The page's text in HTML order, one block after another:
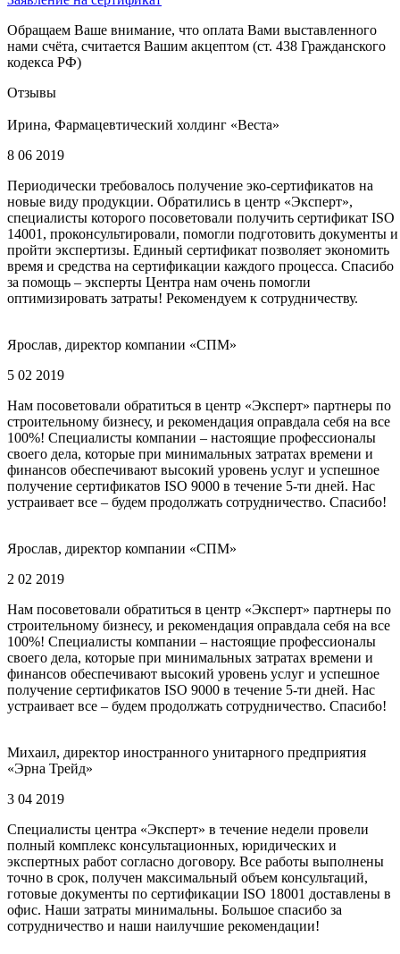
Обращаем Ваше внимание, что оплата Вами выставленного
нами счёта, считается Вашим акцептом (ст. 438 Гражданского
кодекса РФ)
Отзывы
Ирина, Фармацевтический холдинг «Веста»
8 06 2019
Периодически требовалось получение эко-сертификатов на
новые виду продукции. Обратились в центр «Эксперт»,
специалисты которого посоветовали получить сертификат ISO
14001, проконсультировали, помогли подготовить документы и
пройти экспертизы. Единый сертификат позволяет экономить
время и средства на сертификации каждого процесса. Спасибо
за помощь – эксперты Центра нам очень помогли
оптимизировать затраты! Рекомендуем к сотрудничеству.
Ярослав, директор компании «СПМ»
5 02 2019
Нам посоветовали обратиться в центр «Эксперт» партнеры по
строительному бизнесу, и рекомендация оправдала себя на все
100%! Специалисты компании – настоящие профессионалы
своего дела, которые при минимальных затратах времени и
финансов обеспечивают высокий уровень услуг и успешное
получение сертификатов ISO 9000 в течение 5-ти дней. Нас
устраивает все – будем продолжать сотрудничество. Спасибо!
Ярослав, директор компании «СПМ»
2 02 2019
Нам посоветовали обратиться в центр «Эксперт» партнеры по
строительному бизнесу, и рекомендация оправдала себя на все
100%! Специалисты компании – настоящие профессионалы
своего дела, которые при минимальных затратах времени и
финансов обеспечивают высокий уровень услуг и успешное
получение сертификатов ISO 9000 в течение 5-ти дней. Нас
устраивает все – будем продолжать сотрудничество. Спасибо!
Михаил, директор иностранного унитарного предприятия
«Эрна Трейд»
3 04 2019
Специалисты центра «Эксперт» в течение недели провели
полный комплекс консультационных, юридических и
экспертных работ согласно договору. Все работы выполнены
точно в срок, получен максимальный объем консультаций,
готовые документы по сертификации ISO 18001 доставлены в
офис. Наши затраты минимальны. Большое спасибо за
сотрудничество и наши наилучшие рекомендации!